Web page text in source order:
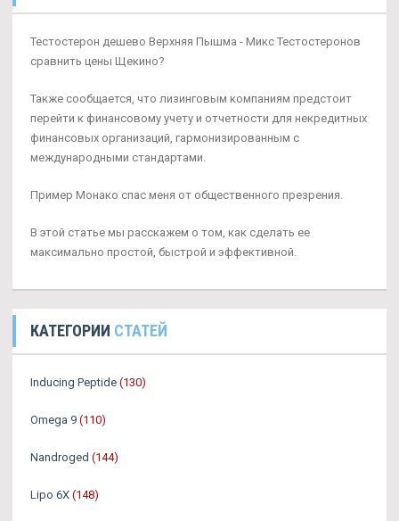
Тестостерон дешево Верхняя Пышма - Микс Тестостеронов
сравнить цены Щекино?
Также сообщается, что лизинговым компаниям предстоит
перейти к финансовому учету и отчетности для некредитных
финансовых организаций, гармонизированным с
международными стандартами.
Пример Монако спас меня от общественного презрения.
В этой статье мы расскажем о том, как сделать ее
максимально простой, быстрой и эффективной.
КАТЕГОРИИ СТАТЕЙ
Inducing Peptide (130)
Omega 9 (110)
Nandroged (144)
Lipo 6X (148)